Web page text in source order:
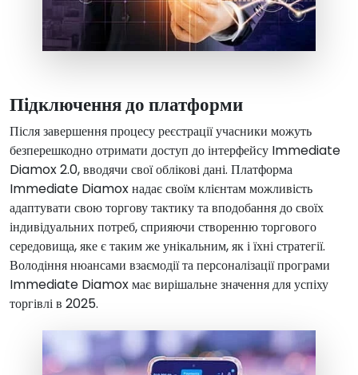
Підключення до платформи
Після завершення процесу реєстрації учасники можуть
безперешкодно отримати доступ до інтерфейсу Immediate
Diamox 2.0, вводячи свої облікові дані. Платформа
Immediate Diamox надає своїм клієнтам можливість
адаптувати свою торгову тактику та вподобання до своїх
індивідуальних потреб, сприяючи створенню торгового
середовища, яке є таким же унікальним, як і їхні стратегії.
Володіння нюансами взаємодії та персоналізації програми
Immediate Diamox має вирішальне значення для успіху
торгівлі в 2025.